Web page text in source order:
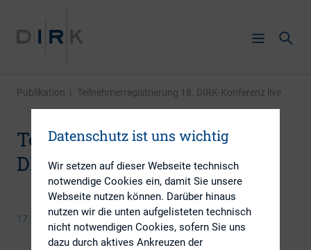
Publikation | Teilnehmerregistrierung 18. DIRK-Konferenz live
Teilnehmerregistrierung 18.
DIRK-Konferenz live
17. April 2015
Datenschutz ist uns wichtig
Wir setzen auf dieser Webseite technisch
notwendige Cookies ein, damit Sie unsere
Webseite nutzen können. Darüber hinaus
nutzen wir die unten aufgelisteten technisch
nicht notwendigen Cookies, sofern Sie uns
dazu durch aktives Ankreuzen der